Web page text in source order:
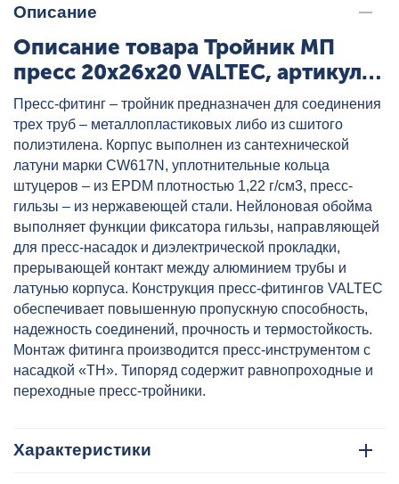
Описание
Описание товара Тройник МП
пресс 20x26x20 VALTEC, артикул:
VTm.231.N.202620
Пресс-фитинг – тройник предназначен для соединения
трех труб – металлопластиковых либо из сшитого
полиэтилена. Корпус выполнен из сантехнической
латуни марки CW617N, уплотнительные кольца
штуцеров – из EPDM плотностью 1,22 г/см3, пресс-
гильзы – из нержавеющей стали. Нейлоновая обойма
выполняет функции фиксатора гильзы, направляющей
для пресс-насадок и диэлектрической прокладки,
прерывающей контакт между алюминием трубы и
латунью корпуса. Конструкция пресс-фитингов VALTEC
обеспечивает повышенную пропускную способность,
надежность соединений, прочность и термостойкость.
Монтаж фитинга производится пресс-инструментом с
насадкой «ТН». Типоряд содержит равнопроходные и
переходные пресс-тройники.
Характеристики